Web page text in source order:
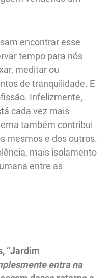
encontrar esse
tempo para nós
meditar ou
de tranquilidade. E
Infelizmente,
cada vez mais
também contribui
mesmos e dos outros.
mais isolamento
entre as
“Jardim
entra na